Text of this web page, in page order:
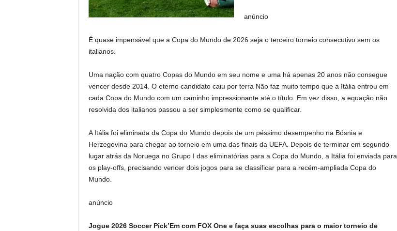
anúncio
É quase impensável que a Copa do Mundo de 2026 seja o terceiro torneio consecutivo sem os
italianos.
Uma nação com quatro Copas do Mundo em seu nome e uma há apenas 20 anos não consegue
vencer desde 2014. O eterno candidato caiu por terra Não faz muito tempo que a Itália entrou em
cada Copa do Mundo com um caminho impressionante até o título. Em vez disso, a equação não
resolvida dos italianos passou a ser simplesmente como se qualificar.
A Itália foi eliminada da Copa do Mundo depois de um péssimo desempenho na Bósnia e
Herzegovina para chegar ao torneio em uma das finais da UEFA. Depois de terminar em segundo
lugar atrás da Noruega no Grupo I das eliminatórias para a Copa do Mundo, a Itália foi enviada para
os play-offs, precisando vencer dois jogos para se classificar para a recém-ampliada Copa do
Mundo.
anúncio
Jogue 2026 Soccer Pick’Em com FOX One e faça suas escolhas para o maior torneio de